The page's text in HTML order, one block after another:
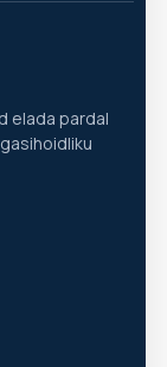
elada pardal